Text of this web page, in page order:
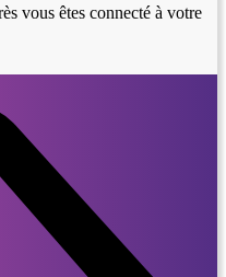
vous êtes connecté à votre